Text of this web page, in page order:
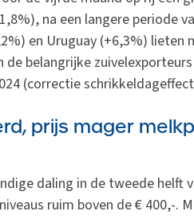
na een langere periode
en Uruguay (+6,3%)
belangrijke
(correctie
prijs mager
daling in de tweede helft
ruim boven de € 400,-.